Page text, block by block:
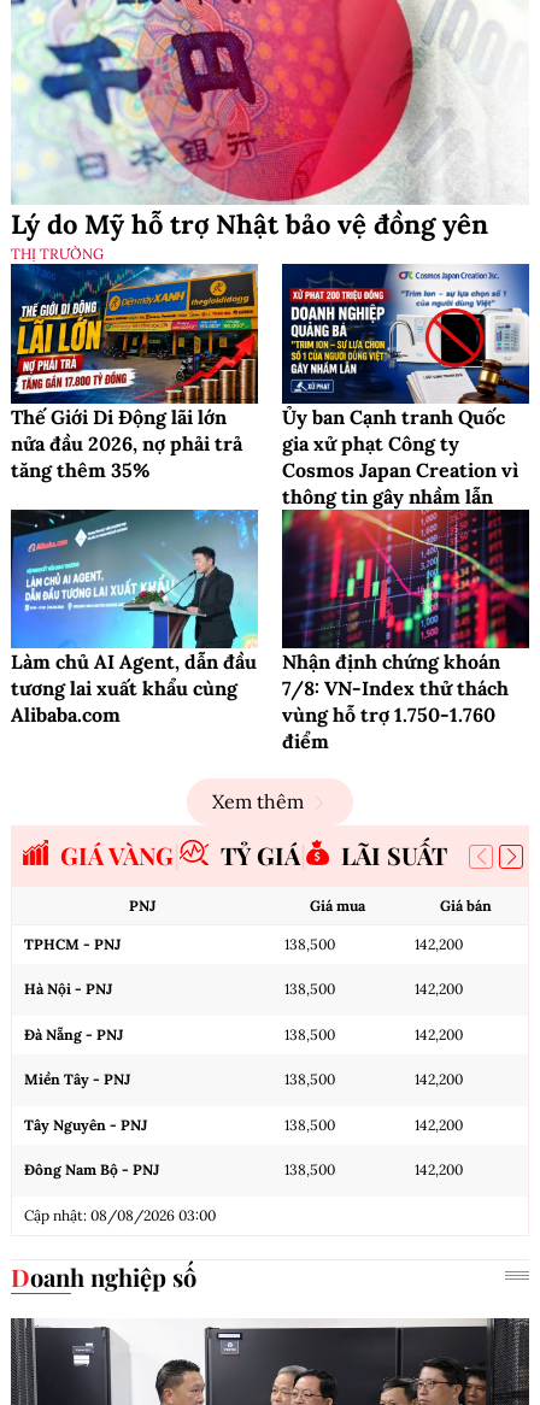
Lý do Mỹ hỗ trợ Nhật bảo vệ đồng yên
THỊ TRƯỜNG
Thế Giới Di Động lãi lớn
nửa đầu 2026, nợ phải trả
tăng thêm 35%
Ủy ban Cạnh tranh Quốc
gia xử phạt Công ty
Cosmos Japan Creation vì
thông tin gây nhầm lẫn
Làm chủ AI Agent, dẫn đầu
tương lai xuất khẩu cùng
Alibaba.com
Nhận định chứng khoán
7/8: VN-Index thử thách
vùng hỗ trợ 1.750-1.760
điểm
Xem thêm
GIÁ VÀNG TỶ GIÁ LÃI SUẤT
PNJ Giá mua Giá bán
TPHCM - PNJ 138,500 142,200
Hà Nội - PNJ 138,500 142,200
Đà Nẵng - PNJ 138,500 142,200
Miền Tây - PNJ 138,500 142,200
Tây Nguyên - PNJ 138,500 142,200
Đông Nam Bộ - PNJ 138,500 142,200
Cập nhật: 08/08/2026 03:00
Doanh nghiệp số